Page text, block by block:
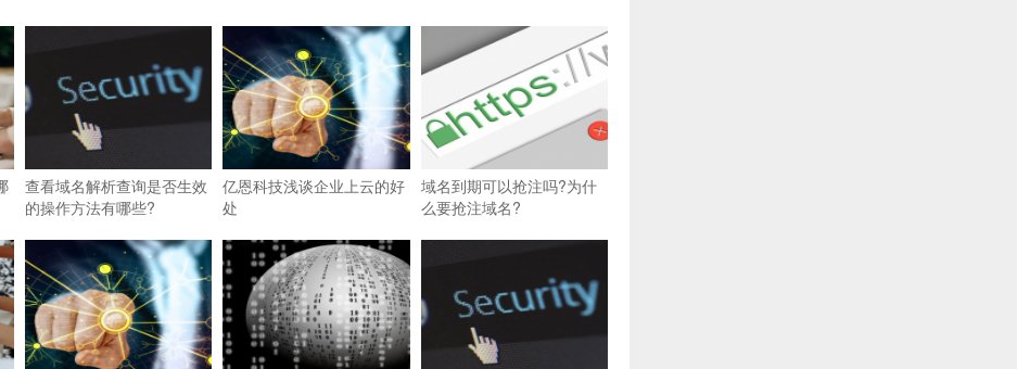
查看域名解析查询是否生效
的操作方法有哪些?
亿恩科技浅谈企业上云的好
处
域名到期可以抢注吗?为什
么要抢注域名?